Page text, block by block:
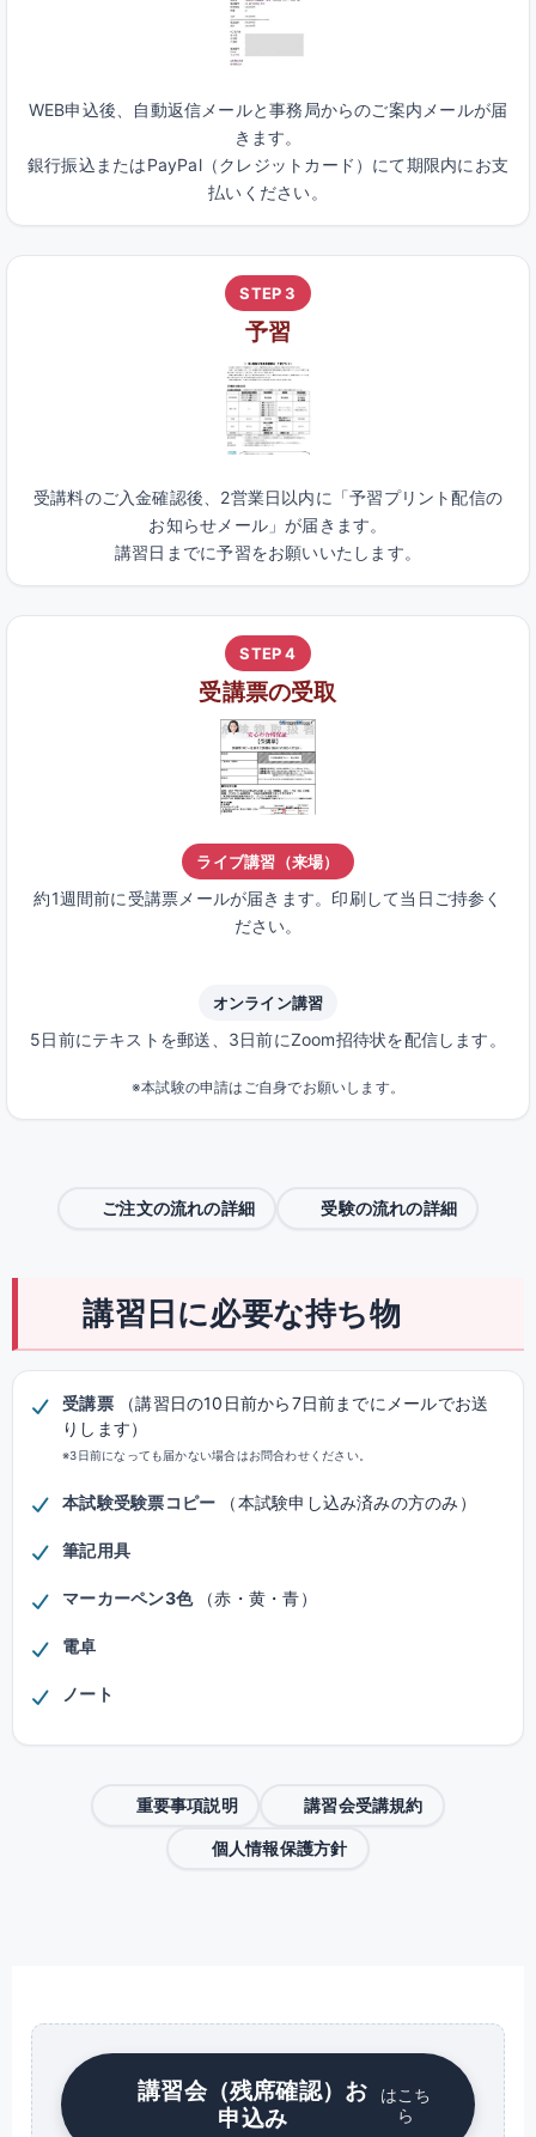
WEB申込後、自動返信メールと事務局からのご案内メールが届
きます。
銀行振込またはPayPal（クレジットカード）にて期限内にお支
払いください。
STEP 3
予習
受講料のご入金確認後、2営業日以内に「予習プリント配信の
お知らせメール」が届きます。
講習日までに予習をお願いいたします。
STEP 4
受講票の受取
ライブ講習（来場）
約1週間前に受講票メールが届きます。印刷して当日ご持参く
ださい。
オンライン講習
5日前にテキストを郵送、3日前にZoom招待状を配信します。
※本試験の申請はご自身でお願いします。
ご注文の流れの詳細 受験の流れの詳細
講習日に必要な持ち物
受講票
（講習日の10日前から7日前までにメールでお送
りします）
※3日前になっても届かない場合はお問合わせください。
本試験受験票コピー （本試験申し込み済みの方のみ）
筆記用具
マーカーペン3色 （赤・黄・青）
電卓
ノート
重要事項説明 講習会受講規約
個人情報保護方針
講習会（残席確認）お
申込み
はこち
ら